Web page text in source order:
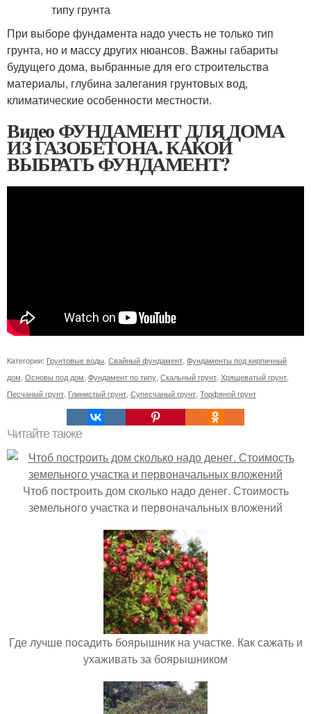
При выборе фундамента надо учесть не только тип
грунта, но и массу других нюансов. Важны габариты
будущего дома, выбранные для его строительства
материалы, глубина залегания грунтовых вод,
климатические особенности местности.
Видео ФУНДАМЕНТ ДЛЯ ДОМА
ИЗ ГАЗОБЕТОНА. КАКОЙ
ВЫБРАТЬ ФУНДАМЕНТ?
Категории: Грунтовые воды Свайный фундамент Фундаменты под кирпичный
дом Основы под дом Фундамент по типу Скальный грунт Хрящеватый грунт
Песчаный грунт Глинистый грунт Супесчаный грунт Торфяной грунт
Читайте также
Чтоб построить дом сколько надо денег. Стоимость
земельного участка и первоначальных вложений
Где лучше посадить боярышник на участке. Как сажать и
ухаживать за боярышником